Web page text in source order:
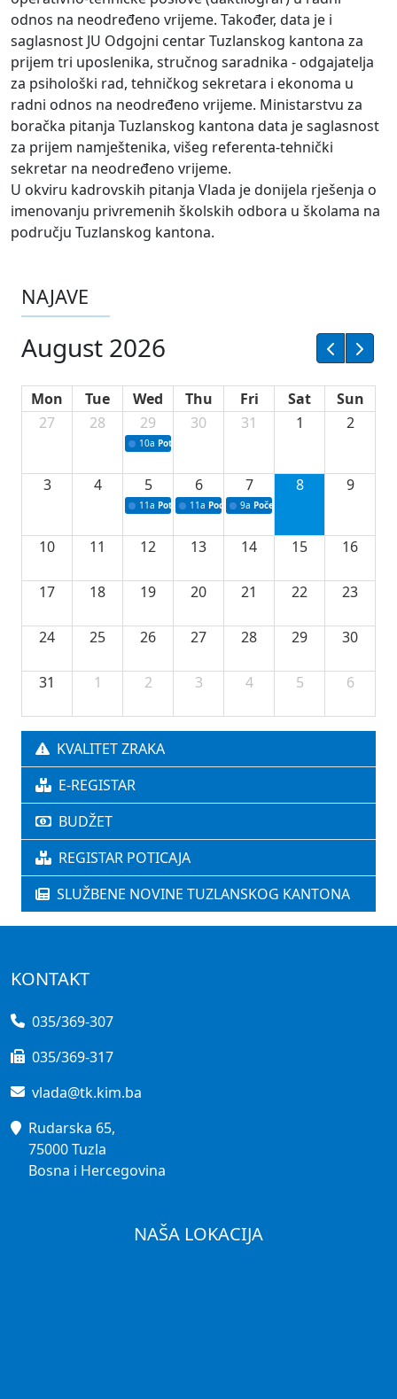
odnos na neodređeno vrijeme. Također, data je i
saglasnost JU Odgojni centar Tuzlanskog kantona za
prijem tri uposlenika, stručnog saradnika - odgajatelja
za psihološki rad, tehničkog sekretara i ekonoma u
radni odnos na neodređeno vrijeme. Ministarstvu za
boračka pitanja Tuzlanskog kantona data je saglasnost
za prijem namještenika, višeg referenta-tehnički
sekretar na neodređeno vrijeme.
U okviru kadrovskih pitanja Vlada je donijela rješenja o
imenovanju privremenih školskih odbora u školama na
području Tuzlanskog kantona.
NAJAVE
August 2026
Mon Tue Wed Thu Fri Sat
Sun
27
28 29
10a Potpisivanje ugovora sa neprofitnim
30 31 1 2
3 4 5
11a Potpisivanje ugovora o stipendijama za
6
11a Podrška razvoju vodne infrastrukture u
7
9a Početak izgradnje nove
8 9
10 11 12 13 14 15 16
17 18 19 20 21 22 23
24 25 26 27 28 29 30
31 1 2 3 4 5 6
KVALITET ZRAKA
E-REGISTAR
BUDŽET
REGISTAR POTICAJA
SLUŽBENE NOVINE TUZLANSKOG KANTONA
KONTAKT
035/369-307
035/369-317
vlada@tk.kim.ba
Rudarska 65,
75000 Tuzla
Bosna i Hercegovina
NAŠA LOKACIJA